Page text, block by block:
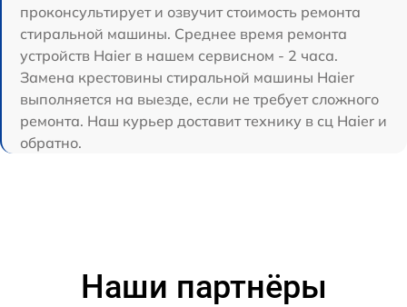
проконсультирует и озвучит стоимость ремонта
стиральной машины. Среднее время ремонта
устройств Haier в нашем сервисном - 2 часа.
Замена крестовины стиральной машины Haier
выполняется на выезде, если не требует сложного
ремонта. Наш курьер доставит технику в сц Haier и
обратно.
Наши партнёры